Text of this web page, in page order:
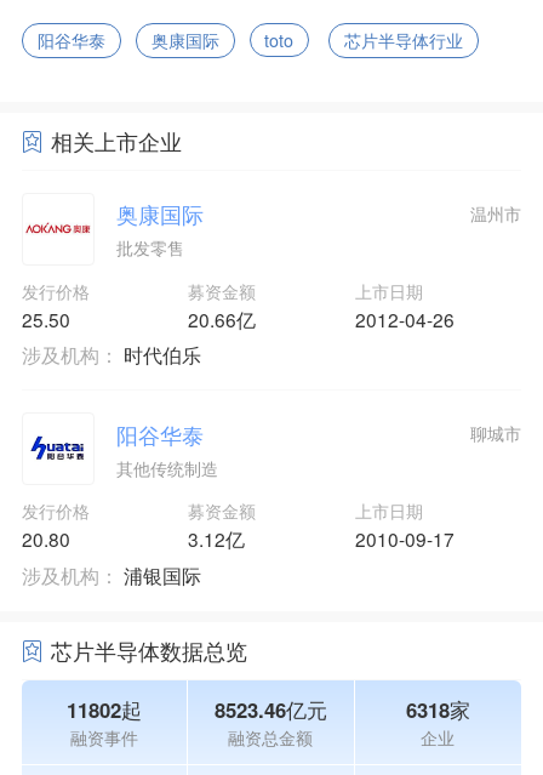
阳谷华泰 奥康国际 toto 芯片半导体行业
相关上市企业
奥康国际
批发零售
温州市
发行价格
25.50
募资金额
20.66亿
上市日期
2012-04-26
涉及机构： 时代伯乐
阳谷华泰
其他传统制造
聊城市
发行价格
20.80
募资金额
3.12亿
上市日期
2010-09-17
涉及机构： 浦银国际
芯片半导体数据总览
11802起
融资事件
8523.46亿元
融资总金额
6318家
企业